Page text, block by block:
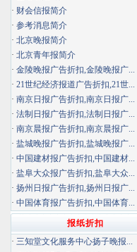
· 财会信报简介
· 参考消息简介
· 北京晚报简介
· 北京青年报简介
· 金陵晚报广告折扣,金陵晚报广...
· 21世纪经济报道广告折扣,21世...
· 南京日报广告折扣,南京日报广...
· 法制日报广告折扣,法制日报广...
· 南京晨报广告折扣,南京晨报广...
· 盐城晚报广告折扣,盐城晚报广...
· 中国建材报广告折扣,中国建材...
· 盐阜大众报广告折扣,盐阜大众...
· 扬州日报广告折扣,扬州日报广...
· 中国体育报广告折扣,中国体育...
报纸折扣
· 三知堂文化服务中心扬子晚报...